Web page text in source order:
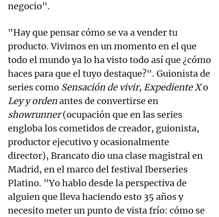
negocio".
"Hay que pensar cómo se va a vender tu
producto. Vivimos en un momento en el que
todo el mundo ya lo ha visto todo así que ¿cómo
haces para que el tuyo destaque?". Guionista de
series como Sensación de vivir, Expediente Xo
Ley y ordenantes de convertirse en
showrunner(ocupación que en las series
engloba los cometidos de creador, guionista,
productor ejecutivo y ocasionalmente
director), Brancato dio una clase magistral en
Madrid, en el marco del festival Iberseries
Platino. "Yo hablo desde la perspectiva de
alguien que lleva haciendo esto 35 años y
necesito meter un punto de vista frío: cómo se